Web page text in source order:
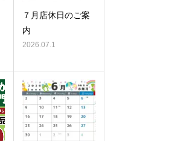
７月店休日のご案
内
2026.07.1